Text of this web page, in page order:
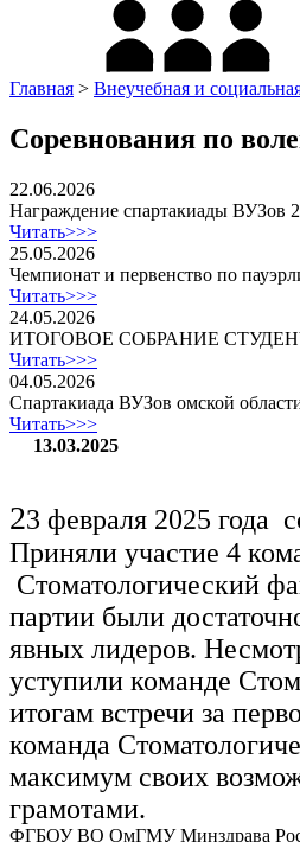
Главная > Внеучебная и
Соревнования по
22.06.2026
Награждение спартакиады ВУЗов
Читать>>>
25.05.2026
Чемпионат и первенство по
Читать>>>
24.05.2026
ИТОГОВОЕ СОБРАНИЕ
Читать>>>
04.05.2026
Спартакиада ВУЗов омской
Читать>>>
13.03.2025
23 февраля 2025 года
Приняли участие 4
Стоматологический
партии были
явных лидеров.
уступили команде
итогам встречи за
команда
максимум своих
грамотами.
ФГБОУ ВО ОмГМУ Минздрава